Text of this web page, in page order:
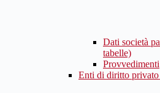
Dati società
tabelle)
Provvedimenti
Enti di diritto